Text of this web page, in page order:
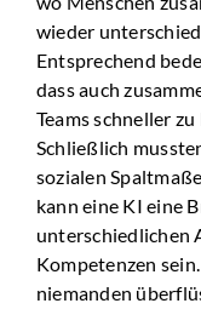
wieder
Entsprechend
dass auch
Teams schneller
Schließlich
sozialen
kann eine KI eine
unterschiedlichen
Kompetenzen
niemanden